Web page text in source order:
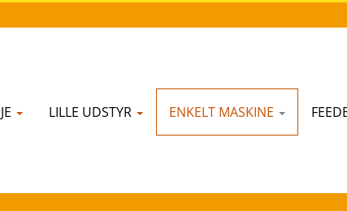
LILLE UDSTYR ENKELT MASKINE